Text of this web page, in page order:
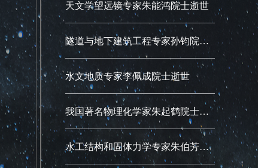
天文学望远镜专家朱能鸿院士逝世
隧道与地下建筑工程专家孙钧院士逝世
水文地质专家李佩成院士逝世
我国著名物理化学家朱起鹤院士逝世
水工结构和固体力学专家朱伯芳院士逝世